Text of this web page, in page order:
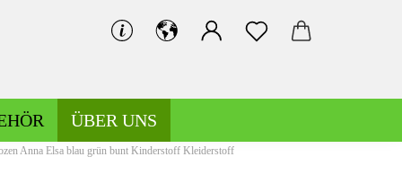
ÜBER UNS
Anna Elsa blau grün bunt Kinderstoff Kleiderstoff